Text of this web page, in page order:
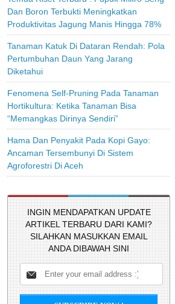
Dan Boron Terbukti Meningkatkan
Produktivitas Jagung Manis Hingga 78%
Tanaman Katuk Di Dataran Rendah: Pola
Pertumbuhan Daun Yang Jarang
Diketahui
Fenomena Self-Pruning Pada Tanaman
Hortikultura: Ketika Tanaman Bisa
“Memangkas Dirinya Sendiri”
Hama Dan Penyakit Pada Kopi Gayo:
Ancaman Tersembunyi Di Sistem
Agroforestri Di Aceh
INGIN MENDAPATKAN UPDATE
ARTIKEL TERBARU DARI KAMI?
SILAHKAN MASUKKAN EMAIL
ANDA DIBAWAH SINI